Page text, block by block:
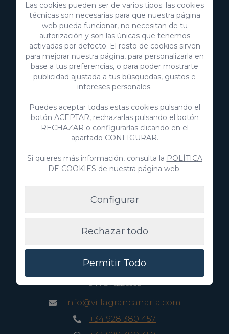
Consiento el uso de mis datos personales para recibir
publicidad de su entidad.
Consiento el uso de mis datos para los fines indicados en
lapolítica de privacidad
Puedes obtener más información sobre la protección de tus
datos personales a través del siguiente enlace:
básica sobre protección de datos
VillaGranCanaria Investments S.L.
C/ Swing Los Lagos, 9
Salobre Golf Resort
Islas Canarias, España
CIF:B76226992
info@villagrancanaria.com
+34 928 380 457
Las cookies pueden ser de varios tipos: las cookies
técnicas son necesarias para que nuestra página
web pueda funcionar, no necesitan de tu
autorización y son las únicas que tenemos
activadas por defecto. El resto de cookies sirven
para mejorar nuestra página, para personalizarla en
base a tus preferencias, o para poder mostrarte
publicidad ajustada a tus búsquedas, gustos e
intereses personales.
Puedes aceptar todas estas cookies pulsando el
botón ACEPTAR, rechazarlas pulsando el botón
RECHAZAR o configurarlas clicando en el
apartado CONFIGURAR.
Si quieres más información, consulta la POLÍTICA
DE COOKIES de nuestra página web.
Configurar
Rechazar todo
Permitir Todo